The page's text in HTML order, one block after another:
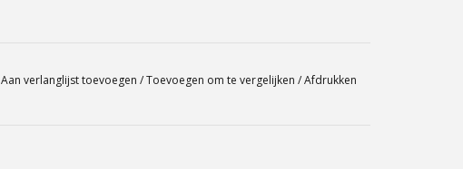
Aan verlanglijst toevoegen /Toevoegen om te vergelijken /Afdrukken